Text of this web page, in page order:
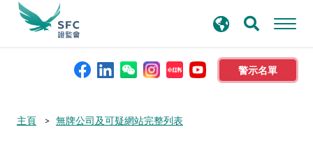
警示名單
本會簡介
尋
主頁 無牌公司及可疑網站完整列表